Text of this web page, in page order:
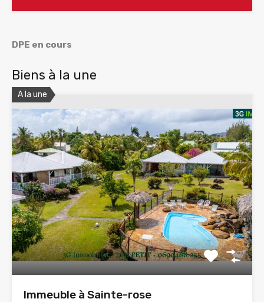
DPE en cours
Biens à la une
A la une
Immeuble à Sainte-rose